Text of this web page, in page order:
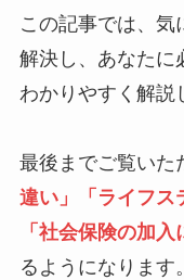
この記事では、気
解決し、あなたに
わかりやすく解説
最後までご覧いた
違い」「ライフス
「社会保険の加入
るようになります。